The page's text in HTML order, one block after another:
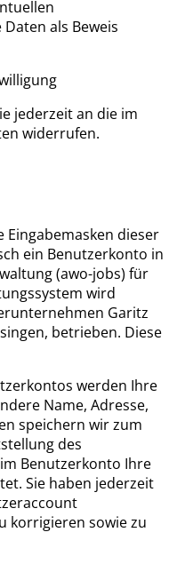
als Beweis
jederzeit an die im
widerrufen.
Eingabemasken dieser
ein Benutzerkonto in
(awo-jobs) für
wird
Garitz
betrieben. Diese
werden Ihre
Name, Adresse,
speichern wir zum
des
Benutzerkonto Ihre
Sie haben jederzeit
korrigieren sowie zu